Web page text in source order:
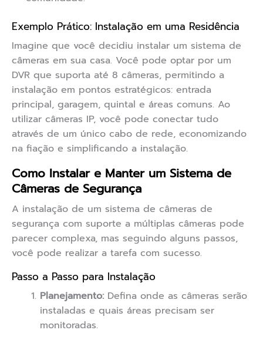
Exemplo Prático: Instalação em uma Residência
Imagine que você decidiu instalar um sistema de
câmeras em sua casa. Você pode optar por um
DVR que suporta até 8 câmeras, permitindo a
instalação em pontos estratégicos: entrada
principal, garagem, quintal e áreas comuns. Ao
utilizar câmeras IP, você pode conectar tudo
através de um único cabo de rede, economizando
na fiação e simplificando a instalação.
Como Instalar e Manter um Sistema de
Câmeras de Segurança
A instalação de um sistema de câmeras de
segurança com suporte a múltiplas câmeras pode
parecer complexa, mas seguindo alguns passos,
você pode realizar a tarefa com sucesso.
Passo a Passo para Instalação
Planejamento: Defina onde as câmeras serão
instaladas e quais áreas precisam ser
monitoradas.